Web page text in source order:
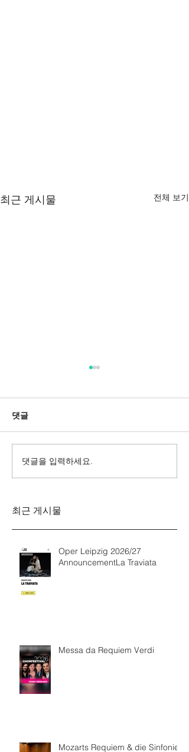
최근 게시물 전체 보기
Messa da Requiem
댓글
댓글을 입력하세요.
최근 게시물
Oper Leipzig 2026/27
AnnouncementLa Traviata
Messa da Requiem Verdi
Mozarts Requiem & die Sinfonie